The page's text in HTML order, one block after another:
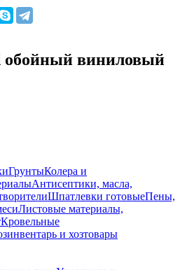
виниловый
ГрунтыКолера и
Антисептики, масла,
Шпатлевки готовыеПены,
Листовые материалы,
Кровельные
и хозтовары